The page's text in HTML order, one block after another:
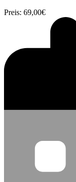
Preis: 69,00€